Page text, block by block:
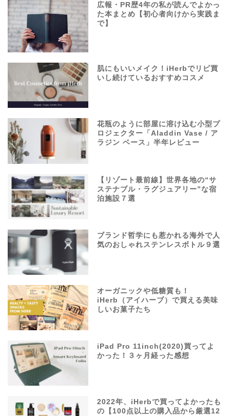
広報・PR歴4年の私が読んでよかっ
た本まとめ【初心者向けから実践ま
で】
肌にもいいメイク！iHerbでリピ買
いし続けているおすすめコスメ
花瓶のように部屋に溶け込む小型プ
ロジェクター「Aladdin Vase / ア
ラジン ベース」半年レビュー
【リゾート最前線】世界各地の“サ
ステナブル・ラグジュアリー”な宿
泊施設７選
ブランド哲学にも惹かれる海外で人
気のおしゃれステンレスボトル９選
オーガニックや低糖質も！
iHerb（アイハーブ）で買える美味
しいお菓子たち
iPad Pro 11inch(2020)買ってよ
かった！３ヶ月経った感想
2022年、iHerbで買ってよかったも
の【100点以上の購入品から厳選12